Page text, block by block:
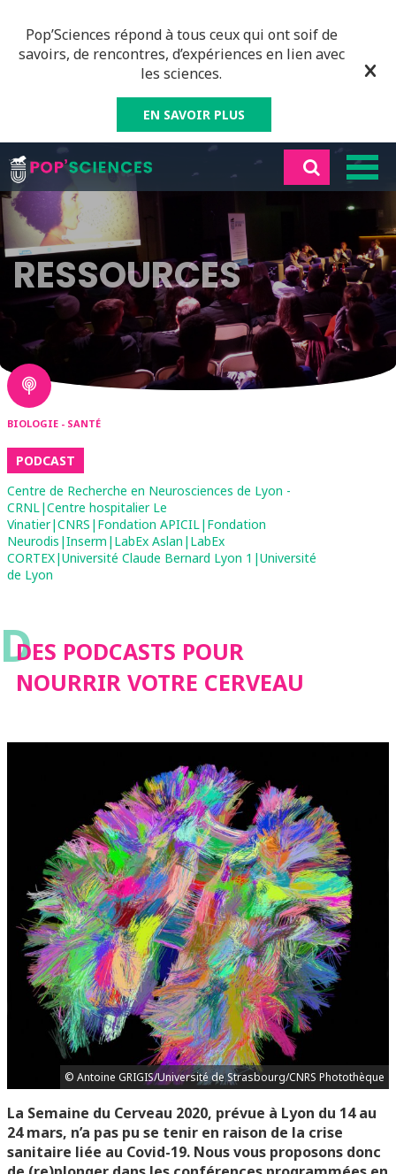
Pop’Sciences répond à tous ceux qui ont soif de
savoirs, de rencontres, d’expériences en lien avec
les sciences.
EN SAVOIR PLUS
RESSOURCES
BIOLOGIE - SANTÉ
PODCAST
Centre de Recherche en Neurosciences de Lyon -
CRNL|Centre hospitalier Le
Vinatier|CNRS|Fondation APICIL|Fondation
Neurodis|Inserm|LabEx Aslan|LabEx
CORTEX|Université Claude Bernard Lyon 1|Université
de Lyon
DDES PODCASTS POUR
NOURRIR VOTRE CERVEAU
© Antoine GRIGIS/Université de Strasbourg/CNRS Photothèque
La Semaine du Cerveau 2020, prévue à Lyon du 14 au
24 mars, n’a pas pu se tenir en raison de la crise
sanitaire liée au Covid-19. Nous vous proposons donc